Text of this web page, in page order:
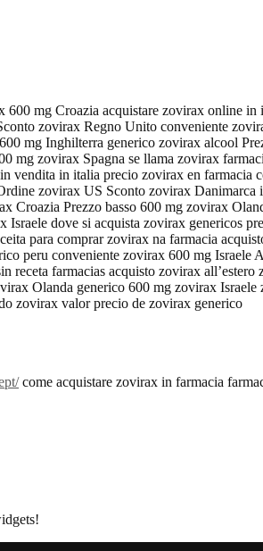
mg Croazia acquistare zovirax online
zovirax Regno Unito conveniente
mg Inghilterra generico zovirax alcool
mg zovirax Spagna se llama zovirax
vendita in italia precio zovirax en
zovirax US Sconto zovirax
Croazia Prezzo basso 600 mg zovirax
dove si acquista zovirax genericos
para comprar zovirax na farmacia
peru conveniente zovirax 600 mg
farmacias acquisto zovirax
Olanda generico 600 mg zovirax
zovirax valor precio de zovirax generico
come acquistare zovirax in farmacia